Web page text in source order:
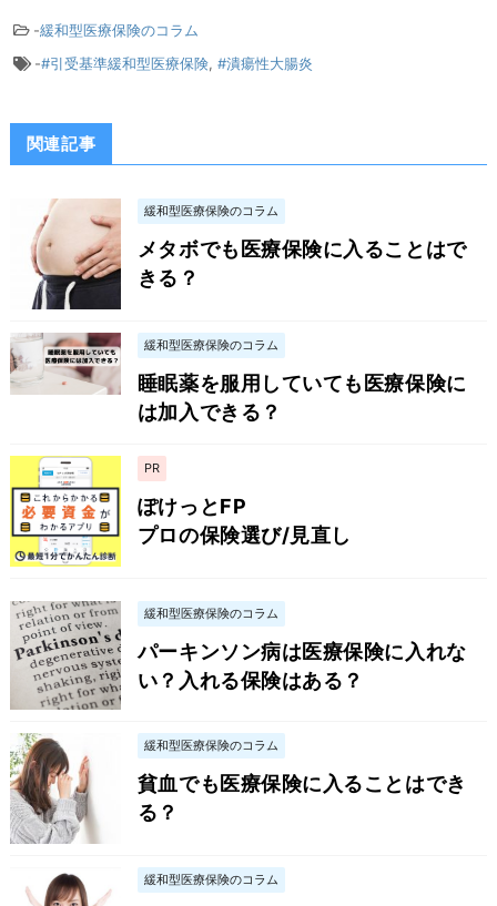
-緩和型医療保険のコラム
-#引受基準緩和型医療保険, #潰瘍性大腸炎
関連記事
緩和型医療保険のコラム
メタボでも医療保険に入ることはで
きる？
緩和型医療保険のコラム
睡眠薬を服用していても医療保険に
は加入できる？
PR
ぽけっとFP
プロの保険選び/見直し
緩和型医療保険のコラム
パーキンソン病は医療保険に入れな
い？入れる保険はある？
緩和型医療保険のコラム
貧血でも医療保険に入ることはでき
る？
緩和型医療保険のコラム